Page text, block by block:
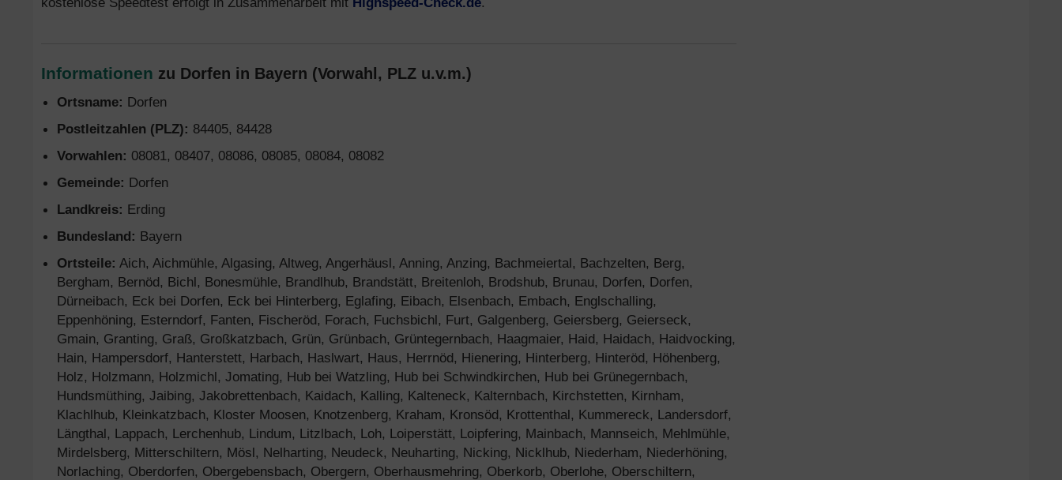
Informationen zu Dorfen in Bayern (Vorwahl, PLZ u.v.m.)
Ortsname: Dorfen
Postleitzahlen (PLZ): 84405, 84428
Vorwahlen: 08081, 08407, 08086, 08085, 08084, 08082
Gemeinde: Dorfen
Landkreis: Erding
Bundesland: Bayern
Ortsteile: Aich, Aichmühle, Algasing, Altweg, Angerhäusl, Anning, Anzing, Bachmeiertal, Bachzelten, Berg,
Bergham, Bernöd, Bichl, Bonesmühle, Brandlhub, Brandstätt, Breitenloh, Brodshub, Brunau, Dorfen, Dorfen,
Dürneibach, Eck bei Dorfen, Eck bei Hinterberg, Eglafing, Eibach, Elsenbach, Embach, Englschalling,
Eppenhöning, Esterndorf, Fanten, Fischeröd, Forach, Fuchsbichl, Furt, Galgenberg, Geiersberg, Geierseck,
Gmain, Granting, Graß, Großkatzbach, Grün, Grünbach, Grüntegernbach, Haagmaier, Haid, Haidach, Haidvocking,
Hain, Hampersdorf, Hanterstett, Harbach, Haslwart, Haus, Herrnöd, Hienering, Hinterberg, Hinteröd, Höhenberg,
Holz, Holzmann, Holzmichl, Jomating, Hub bei Watzling, Hub bei Schwindkirchen, Hub bei Grünegernbach,
Hundsmüthing, Jaibing, Jakobrettenbach, Kaidach, Kalling, Kalteneck, Kalternbach, Kirchstetten, Kirnham,
Klachlhub, Kleinkatzbach, Kloster Moosen, Knotzenberg, Kraham, Kronsöd, Krottenthal, Kummereck, Landersdorf,
Längthal, Lappach, Lerchenhub, Lindum, Litzlbach, Loh, Loiperstätt, Loipfering, Mainbach, Mannseich, Mehlmühle,
Mirdelsberg, Mitterschiltern, Mösl, Nelharting, Neudeck, Neuharting, Nicking, Nicklhub, Niederham, Niederhöning,
Norlaching, Oberdorfen, Obergebensbach, Obergern, Oberhausmehring, Oberkorb, Oberlohe, Oberschiltern,